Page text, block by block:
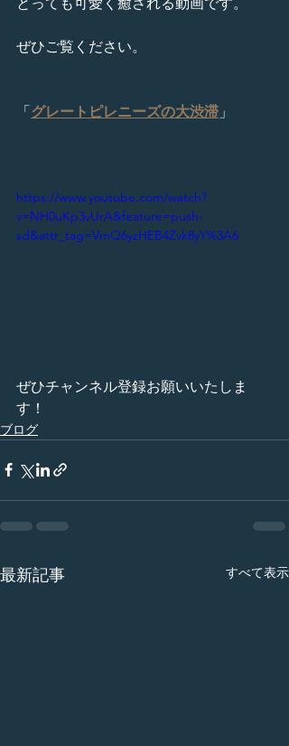
ぜひご覧ください。
「グレートピレニーズの大渋滞 」
https://www.youtube.com/watch?
v=NH0uKp3vUrA&feature=push-
sd&attr_tag=VmQ6yzHEB4Zvk8yY%3A6
ぜひチャンネル登録お願いいたしま
す！
ブログ
最新記事 すべて表示